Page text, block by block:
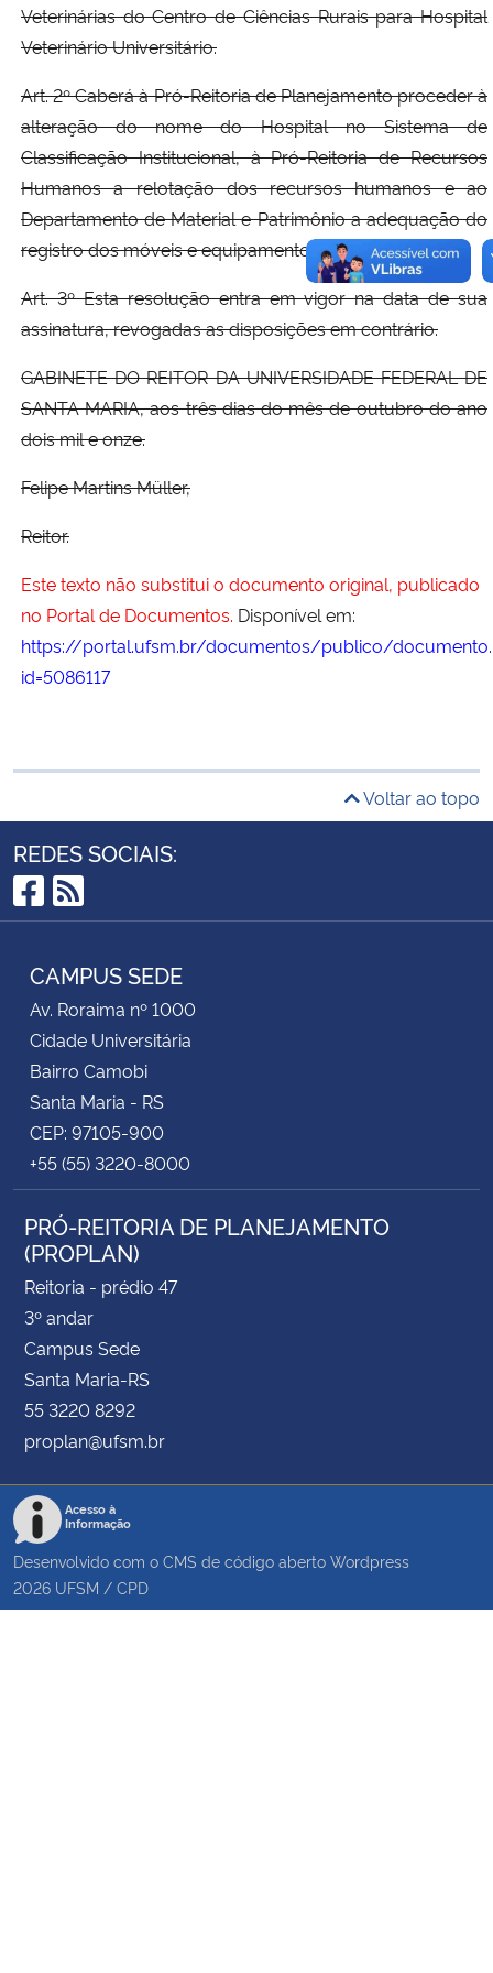
Veterinárias do Centro de Ciências Rurais para Hospital
Veterinário Universitário.
Art. 2º Caberá à Pró-Reitoria de Planejamento proceder à
alteração do nome do Hospital no Sistema de
Classificação Institucional, à Pró-Reitoria de Recursos
Humanos a relotação dos recursos humanos e ao
Departamento de Material e Patrimônio a adequação do
registro dos móveis e equipamentos.
Art. 3º Esta resolução entra em vigor na data de sua
assinatura, revogadas as disposições em contrário.
GABINETE DO REITOR DA UNIVERSIDADE FEDERAL DE
SANTA MARIA, aos três dias do mês de outubro do ano
dois mil e onze.
Felipe Martins Müller,
Reitor.
Este texto não substitui o documento original, publicado
no Portal de Documentos. Disponível em:
https://portal.ufsm.br/documentos/publico/
id=5086117
Voltar ao topo
REDES SOCIAIS:
Facebook
RSS
CAMPUS SEDE
Av. Roraima nº 1000
Cidade Universitária
Bairro Camobi
Santa Maria - RS
CEP: 97105-900
+55 (55) 3220-8000
PRÓ-REITORIA DE PLANEJAMENTO
(PROPLAN)
Reitoria - prédio 47
3º andar
Campus Sede
Santa Maria-RS
55 3220 8292
proplan@ufsm.br
Acesso à
Informação
Desenvolvido com o CMS de código aberto Wordpress
2026 UFSM / CPD